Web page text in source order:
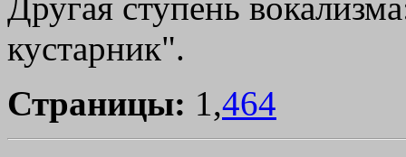
кустарник".
Страницы: 1,464